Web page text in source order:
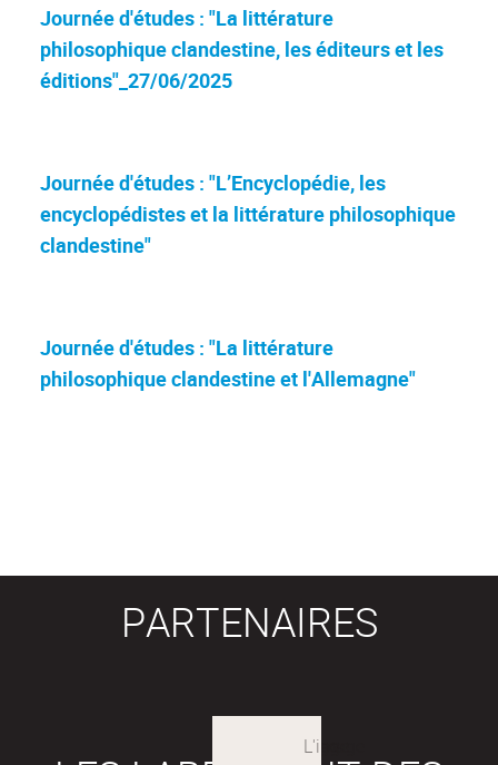
Journée d'études : "La littérature
philosophique clandestine, les éditeurs et les
éditions"_27/06/2025
Journée d'études : "L’Encyclopédie, les
encyclopédistes et la littérature philosophique
clandestine"
Journée d'études : "La littérature
philosophique clandestine et l'Allemagne"
PARTENAIRES